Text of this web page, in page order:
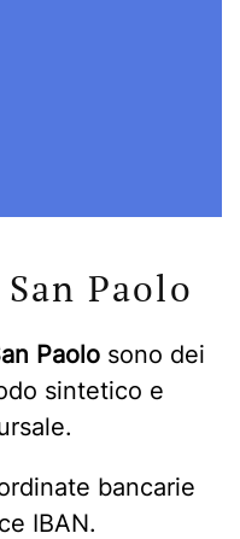
Paolo
Paolo sono dei
sintetico e
bancarie
IBAN.